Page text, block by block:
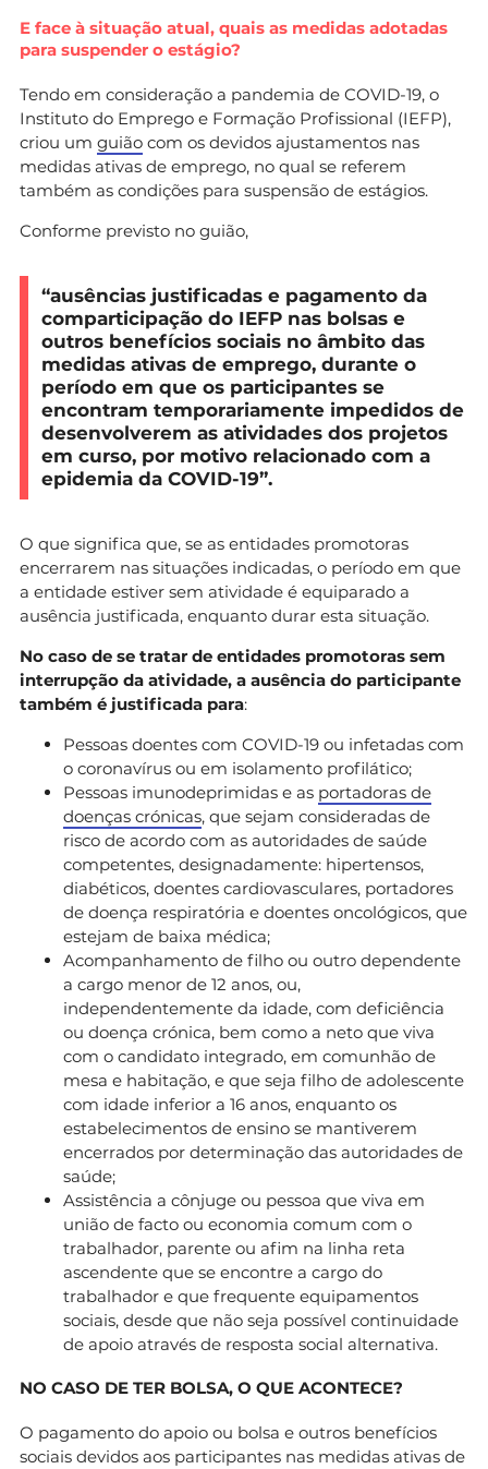
E face à situação atual, quais as medidas adotadas
para suspender o estágio?
Tendo em consideração a pandemia de COVID-19, o
Instituto do Emprego e Formação Profissional (IEFP),
criou um guião com os devidos ajustamentos nas
medidas ativas de emprego, no qual se referem
também as condições para suspensão de estágios.
Conforme previsto no guião,
“ausências justificadas e pagamento da
comparticipação do IEFP nas bolsas e
outros benefícios sociais no âmbito das
medidas ativas de emprego, durante o
período em que os participantes se
encontram temporariamente impedidos de
desenvolverem as atividades dos projetos
em curso, por motivo relacionado com a
epidemia da COVID-19”.
O que significa que, se as entidades promotoras
encerrarem nas situações indicadas, o período em que
a entidade estiver sem atividade é equiparado a
ausência justificada, enquanto durar esta situação.
No caso de se tratar de entidades promotoras sem
interrupção da atividade, a ausência do participante
também é justificada para:
Pessoas doentes com COVID-19 ou infetadas com
o coronavírus ou em isolamento profilático;
Pessoas imunodeprimidas e as portadoras de
doenças crónicas, que sejam consideradas de
risco de acordo com as autoridades de saúde
competentes, designadamente: hipertensos,
diabéticos, doentes cardiovasculares, portadores
de doença respiratória e doentes oncológicos, que
estejam de baixa médica;
Acompanhamento de filho ou outro dependente
a cargo menor de 12 anos, ou,
independentemente da idade, com deficiência
ou doença crónica, bem como a neto que viva
com o candidato integrado, em comunhão de
mesa e habitação, e que seja filho de adolescente
com idade inferior a 16 anos, enquanto os
estabelecimentos de ensino se mantiverem
encerrados por determinação das autoridades de
saúde;
Assistência a cônjuge ou pessoa que viva em
união de facto ou economia comum com o
trabalhador, parente ou afim na linha reta
ascendente que se encontre a cargo do
trabalhador e que frequente equipamentos
sociais, desde que não seja possível continuidade
de apoio através de resposta social alternativa.
NO CASO DE TER BOLSA, O QUE ACONTECE?
O pagamento do apoio ou bolsa e outros benefícios
sociais devidos aos participantes nas medidas ativas de